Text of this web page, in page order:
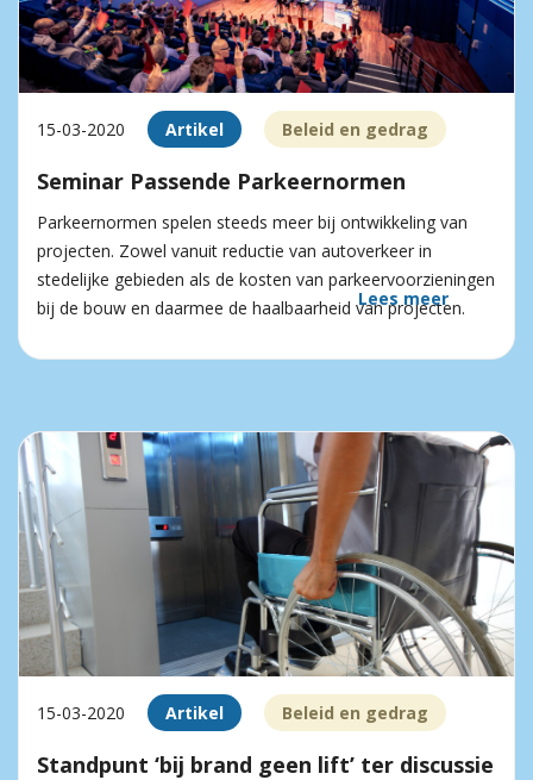
15-03-2020 Artikel Beleid en gedrag
Seminar Passende Parkeernormen
Parkeernormen spelen steeds meer bij ontwikkeling van
projecten. Zowel vanuit reductie van autoverkeer in
stedelijke gebieden als de kosten van parkeer­voorzieningen
bij de bouw en daarmee de haalbaarheid van projecten.
Lees meer
15-03-2020 Artikel Beleid en gedrag
Standpunt ‘bij brand geen lift’ ter discussie